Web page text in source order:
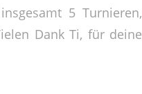
5 Turnieren,
Dank Ti, für deine